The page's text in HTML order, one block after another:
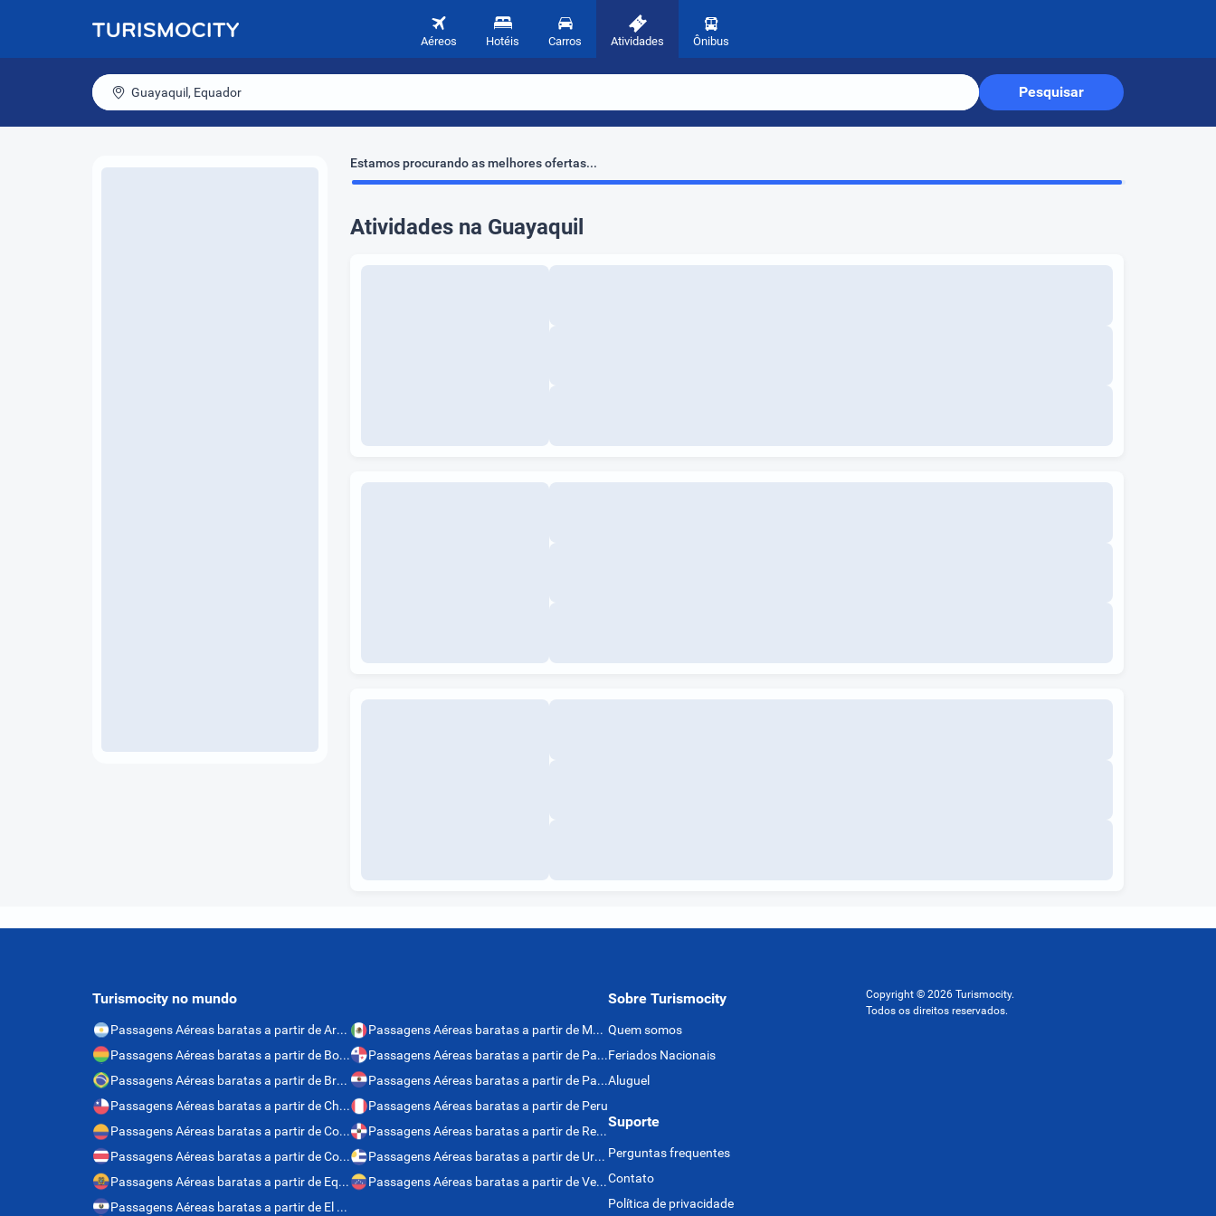
Aéreos Hotéis Carros Atividades Ônibus
Guayaquil, Equador Pesquisar
Estamos procurando as melhores ofertas...
Atividades na Guayaquil
Turismocity no mundo
Passagens Aéreas baratas a partir de Argentina
Passagens Aéreas baratas a partir de Bolívia
Passagens Aéreas baratas a partir de Brasil
Passagens Aéreas baratas a partir de Chile
Passagens Aéreas baratas a partir de Colômbia
Passagens Aéreas baratas a partir de Costa Rica
Passagens Aéreas baratas a partir de Equador
Passagens Aéreas baratas a partir de El Salvador
Passagens Aéreas baratas a partir de México
Passagens Aéreas baratas a partir de Panamá
Passagens Aéreas baratas a partir de Paraguai
Passagens Aéreas baratas a partir de Peru
Passagens Aéreas baratas a partir de Rep. Dominicana
Passagens Aéreas baratas a partir de Uruguai
Passagens Aéreas baratas a partir de Venezuela
Sobre Turismocity
Quem somos
Feriados Nacionais
Aluguel
Suporte
Perguntas frequentes
Contato
Política de privacidade
Copyright © 2026 Turismocity.
Todos os direitos reservados.